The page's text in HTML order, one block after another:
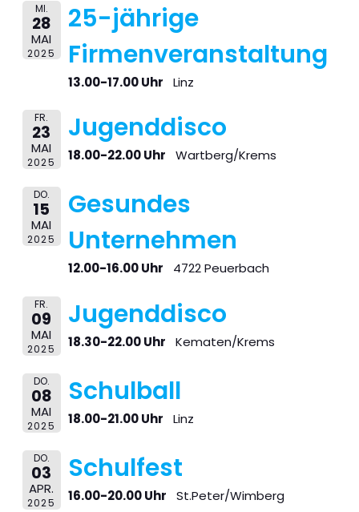
MI.
28
MAI
2025
25-jährige
Firmenveranstaltung
13.00-17.00 Uhr Linz
FR.
23
MAI
2025
Jugenddisco
18.00-22.00 Uhr Wartberg/Krems
DO.
15
MAI
2025
Gesundes
Unternehmen
12.00-16.00 Uhr 4722 Peuerbach
FR.
09
MAI
2025
Jugenddisco
18.30-22.00 Uhr Kematen/Krems
DO.
08
MAI
2025
Schulball
18.00-21.00 Uhr Linz
DO.
03
APR.
2025
Schulfest
16.00-20.00 Uhr St.Peter/Wimberg